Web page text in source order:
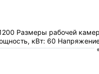
Размеры рабочей
кВт: 60